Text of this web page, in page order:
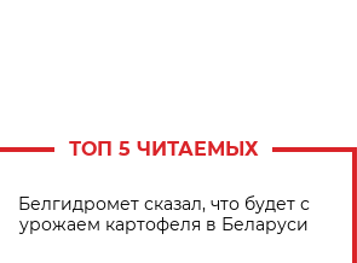
ТОП 5 ЧИТАЕМЫХ
Белгидромет сказал, что будет с
урожаем картофеля в Беларуси